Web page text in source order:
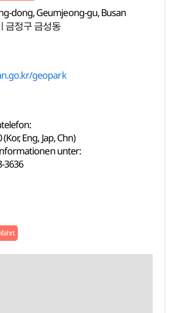
dong, Geumjeong-gu, Busan
금정구 금성동
geopark
Eng, Jap, Chn)
unter:
3636